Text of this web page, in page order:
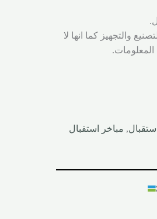
والتجهيز كما انها لا
, مباخر استقبال